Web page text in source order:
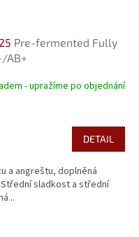
Pre-fermented Fully
AB+
- upražíme po objednání
DETAIL
a angreštu, doplněná
sladkost a střední